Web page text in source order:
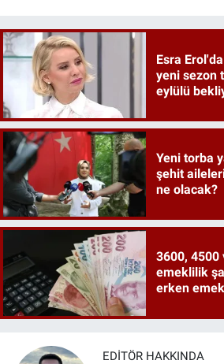
Esra
yeni sezon
eylülü
Yeni torba
şehit
ne olacak?
3600, 4500
emeklilik
erken
EDITÖR HAKKINDA